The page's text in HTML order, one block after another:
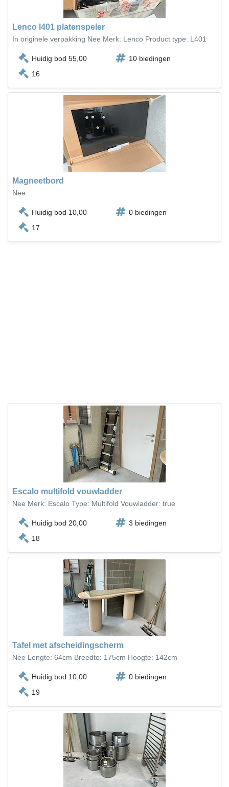
Lenco l401 platenspeler
In originele verpakking Nee Merk: Lenco Product type: L401
Huidig bod 55,00
10 biedingen
16
Magneetbord
Nee
Huidig bod 10,00
0 biedingen
17
Escalo multifold vouwladder
Nee Merk: Escalo Type: Multifold Vouwladder: true
Huidig bod 20,00
3 biedingen
18
Tafel met afscheidingscherm
Nee Lengte: 64cm Breedte: 175cm Hoogte: 142cm
Huidig bod 10,00
0 biedingen
19